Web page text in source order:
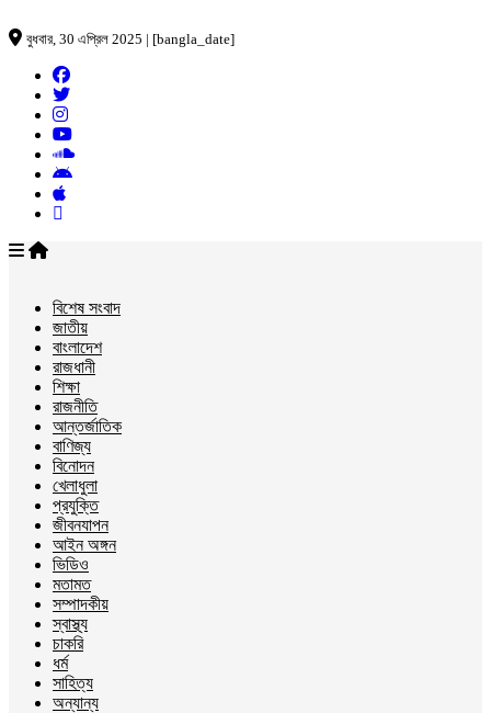
বুধবার, 30 এপ্রিল 2025 | [bangla_date]
বিশেষ সংবাদ
জাতীয়
বাংলাদেশ
রাজধানী
শিক্ষা
রাজনীতি
আন্তর্জাতিক
বাণিজ্য
বিনোদন
খেলাধুলা
প্রযুক্তি
জীবনযাপন
আইন অঙ্গন
ভিডিও
মতামত
সম্পাদকীয়
স্বাস্থ্য
চাকরি
ধর্ম
সাহিত্য
অন্যান্য